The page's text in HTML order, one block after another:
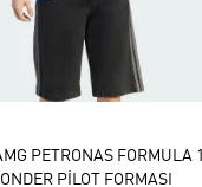
PETRONAS FORMULA 1
PİLOT FORMASI